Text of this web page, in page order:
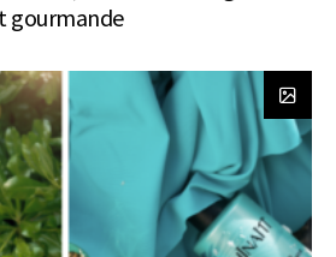
gourmande